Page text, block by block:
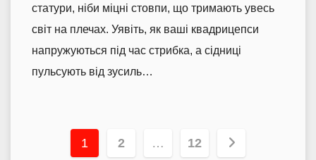
статури, ніби міцні стовпи, що тримають увесь
світ на плечах. Уявіть, як ваші квадрицепси
напружуються під час стрибка, а сідниці
пульсують від зусиль…
Пагінація
1 2 … 12